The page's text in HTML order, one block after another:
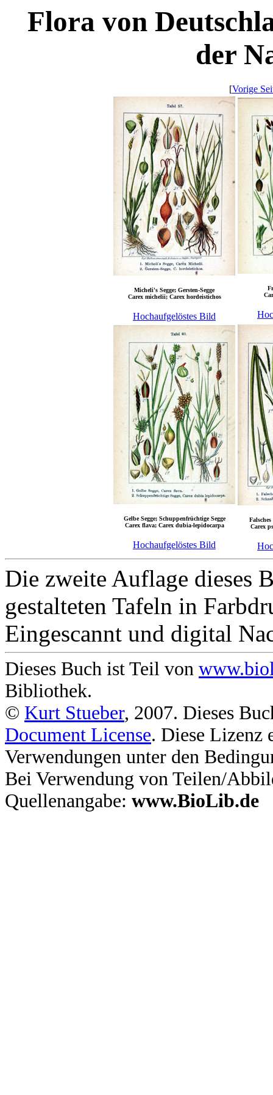
Flora von
der
[Vorige
Micheli's Segge; Gersten-Segge
Carex michelii; Carex hordeistichos
Hochaufgelöstes Bild
Gelbe Segge; Schuppenfrüchtige Segge
Carex flava; Carex dubia-lepidocarpa
Hochaufgelöstes Bild
Carex
Die zweite Auflage dieses
gestalteten Tafeln in
Eingescannt und digital
Dieses Buch ist Teil von
Bibliothek.
© Kurt Stueber, 2007. Dieses
Document License. Diese Lizenz
Verwendungen unter den
Bei Verwendung von Teilen/
Quellenangabe: www.BioLib.de